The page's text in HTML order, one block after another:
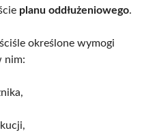
planu oddłużeniowego.
określone wymogi
nim: